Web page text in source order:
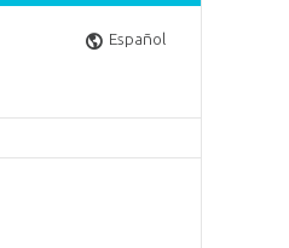
Español